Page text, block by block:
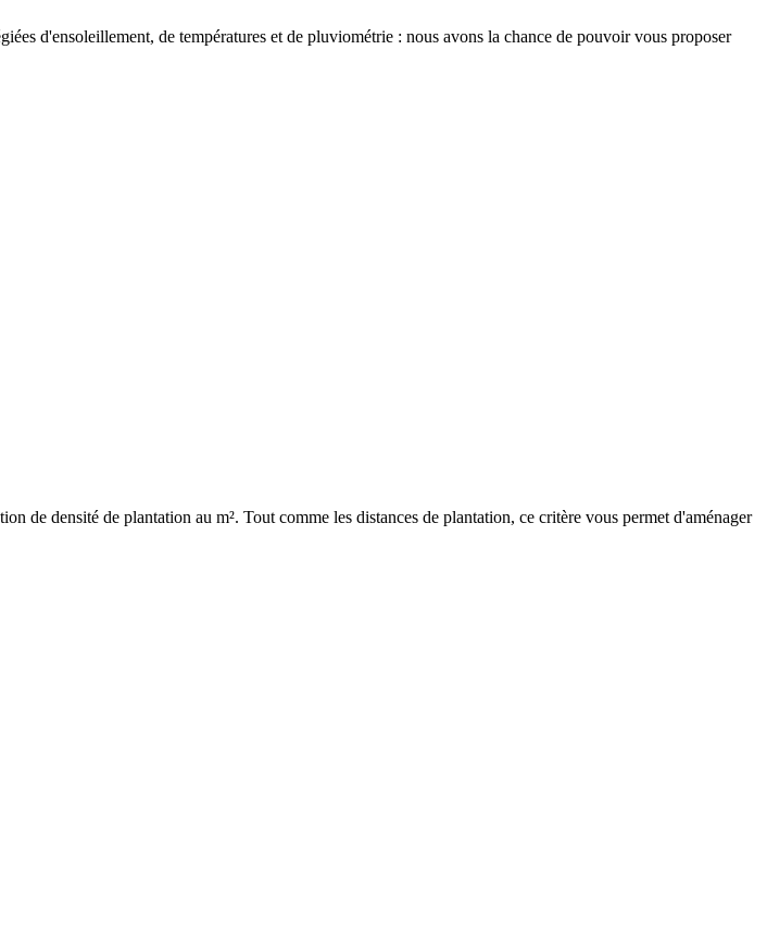
d'ensoleillement, de températures et de pluviométrie : nous avons la chance de pouvoir vous proposer
de densité de plantation au m². Tout comme les distances de plantation, ce critère vous permet d'aménager